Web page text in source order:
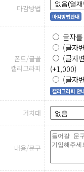
마감방법
마감방법안내
폰트/글꼴
캘리그라피
글자
(글자
(글자
(+1,000)
(글자
캘리그라피 안
거치대
내용/문구